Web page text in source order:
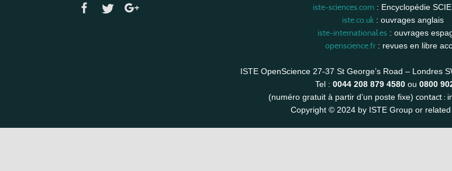
iste-sciences.com: Encyclopédie
iste.co.uk : ouvrages anglais
iste-international.es: ouvrages
openscience.fr: revues en libre
ISTE OpenScience 27-37 St George’s Road – Londres
Tel : 0044 208 879 4580 ou 0800
(numéro gratuit à partir d’un poste fixe) contact :
Copyright © 2024 by ISTE Group or related